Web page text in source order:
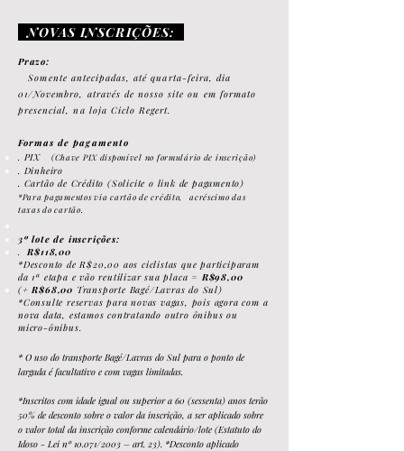
NOVAS INSCRIÇÕES:
Prazo:
Somente antecipadas, até quarta-feira, dia
01/Novembro, através de nosso site ou em formato
presencial, na loja Ciclo Regert.
Formas de pagamento
. PIX
(Chave PIX disponível no formulário de inscrição)
. Dinheiro
. Cartão de Crédito (Solicite o link de pagamento)
*Para pagamentos via cartão de crédito, acréscimo das
taxas do cartão.
3º lote de inscrições:
.R$118,00
*Desconto de R$20,00 aos ciclistas que participaram
da 1ª etapa e vãoreutilizar sua placa = R$98,00
(+ R$68,00 Transporte Bagé/Lavras do Sul)
*Consulte reservas para novas vagas, pois agora com a
nova data, estamos contratando outro ônibus ou
micro-ônibus.
* O uso do transporte Bagé/Lavras do Sul para o ponto de
largada é facultativo e com vagas limitadas.
*Inscritos com idade igual ou superior a 60 (sessenta) anos terão
50% de desconto sobre o valor da inscrição, a ser aplicado sobre
o valor total da inscrição conforme calendário/lote (Estatuto do
Idoso - Lei nº 10.071/2003 – art. 23). *Desconto aplicado